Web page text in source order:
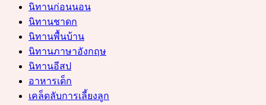
นิทานก่อนนอน
นิทานชาดก
นิทานพื้นบ้าน
นิทานภาษาอังกฤษ
นิทานอีสป
อาหารเด็ก
เคล็ดลับการเลี้ยงลูก